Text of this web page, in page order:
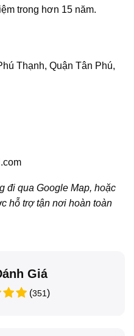
trong hơn 15 năm.
Thạnh, Quận Tân Phú,
đi qua Google Map, hoặc
hỗ trợ tận nơi hoàn toàn
Giá
(351)